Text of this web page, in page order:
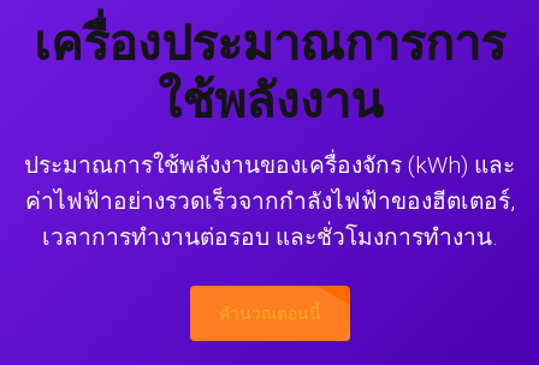
เครื่องประมาณการการ
ใช้พลังงาน
ประมาณการใช้พลังงานของเครื่องจักร (kWh) และ
ค่าไฟฟ้าอย่างรวดเร็วจากกำลังไฟฟ้าของฮีตเตอร์,
เวลาการทำงานต่อรอบ และชั่วโมงการทำงาน.
คำนวณตอนนี้